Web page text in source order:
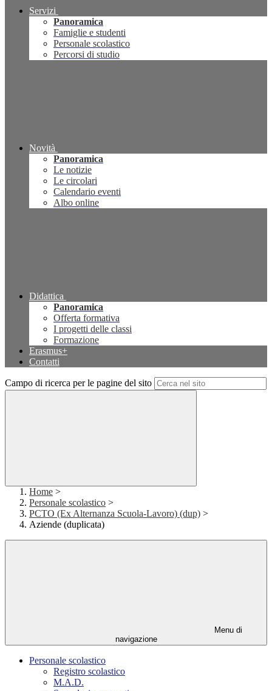
Servizi
Panoramica
Famiglie e studenti
Personale scolastico
Percorsi di studio
Novità
Panoramica
Le notizie
Le circolari
Calendario eventi
Albo online
Didattica
Panoramica
Offerta formativa
I progetti delle classi
Formazione
Erasmus+
Contatti
Campo di ricerca per le pagine del sito
Home >
Personale scolastico >
PCTO (Ex Alternanza Scuola-Lavoro) (dup) >
Aziende (duplicata)
Menu di
navigazione
Personale scolastico
Registro scolastico
M.A.D.